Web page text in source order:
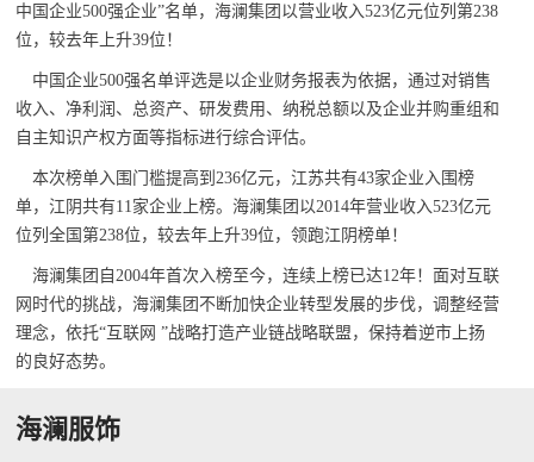
中国企业500强企业”名单，海澜集团以营业收入523亿元位列第238
位，较去年上升39位！
中国企业500强名单评选是以企业财务报表为依据，通过对销售
收入、净利润、总资产、研发费用、纳税总额以及企业并购重组和
自主知识产权方面等指标进行综合评估。
本次榜单入围门槛提高到236亿元，江苏共有43家企业入围榜
单，江阴共有11家企业上榜。海澜集团以2014年营业收入523亿元
位列全国第238位，较去年上升39位，领跑江阴榜单！
海澜集团自2004年首次入榜至今，连续上榜已达12年！面对互联
网时代的挑战，海澜集团不断加快企业转型发展的步伐，调整经营
理念，依托“互联网 ”战略打造产业链战略联盟，保持着逆市上扬
的良好态势。
海澜服饰